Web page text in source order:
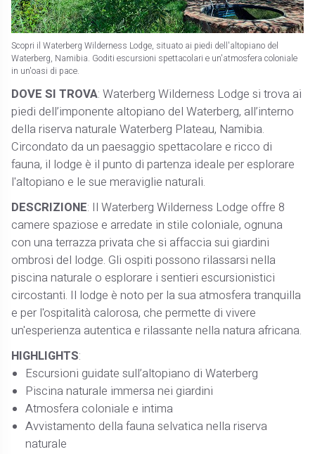
Scopri il Waterberg Wilderness Lodge, situato ai piedi dell'altopiano del
Waterberg, Namibia. Goditi escursioni spettacolari e un'atmosfera coloniale
in un'oasi di pace.
DOVE SI TROVA: Waterberg Wilderness Lodge si trova ai
piedi dell’imponente altopiano del Waterberg, all’interno
della riserva naturale Waterberg Plateau, Namibia.
Circondato da un paesaggio spettacolare e ricco di
fauna, il lodge è il punto di partenza ideale per esplorare
l'altopiano e le sue meraviglie naturali.
DESCRIZIONE: Il Waterberg Wilderness Lodge offre 8
camere spaziose e arredate in stile coloniale, ognuna
con una terrazza privata che si affaccia sui giardini
ombrosi del lodge. Gli ospiti possono rilassarsi nella
piscina naturale o esplorare i sentieri escursionistici
circostanti. Il lodge è noto per la sua atmosfera tranquilla
e per l'ospitalità calorosa, che permette di vivere
un'esperienza autentica e rilassante nella natura africana.
HIGHLIGHTS:
Escursioni guidate sull’altopiano di Waterberg
Piscina naturale immersa nei giardini
Atmosfera coloniale e intima
Avvistamento della fauna selvatica nella riserva
naturale